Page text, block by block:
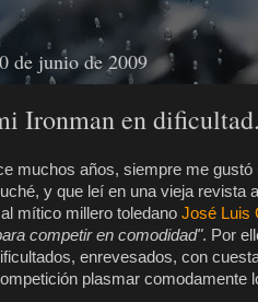
de junio de 2009
Ironman en dificultad.
muchos años, siempre me
y que leí en una vieja revista
mítico millero toledano José Luis
competir en comodidad". Por
enrevesados, con
plasmar comodamente